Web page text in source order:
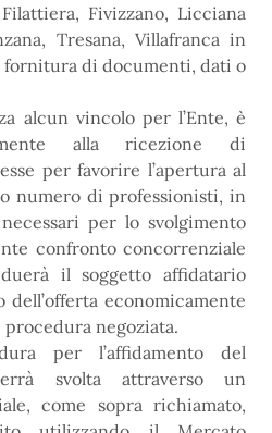
Fivizzano, Licciana
Tresana, Villafranca in
fornitura di documenti, dati o
alcun vincolo per l’Ente, è
alla ricezione di
per favorire l’apertura al
numero di professionisti, in
per lo svolgimento
confronto concorrenziale
il soggetto affidatario
economicamente
negoziata.
per l’affidamento del
svolta attraverso un
come sopra richiamato,